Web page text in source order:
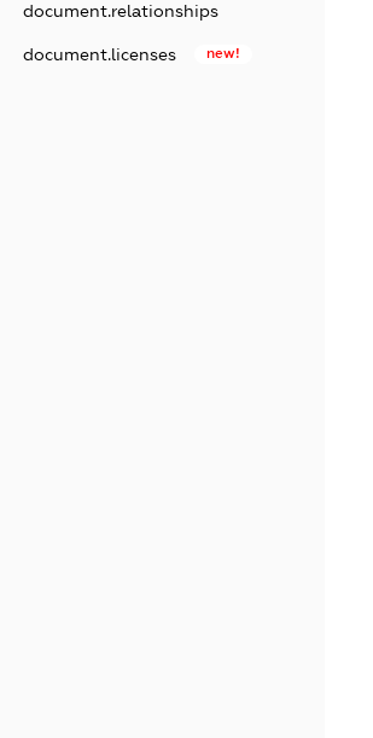
document.relationships
document.licenses new!